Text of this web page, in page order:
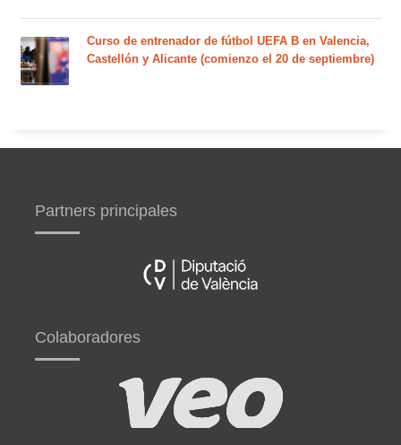
Curso de entrenador de fútbol UEFA B en Valencia,
Castellón y Alicante (comienzo el 20 de septiembre)
Partners principales
Colaboradores